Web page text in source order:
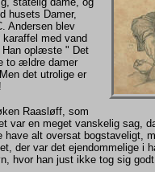
husets Damer,
Andersen blev
med vand
Han oplæste " Det
to ældre damer
det utrolige er
Raasløff, som
var en meget vanskelig sag,
alt oversat bogstaveligt,
der var det ejendommelige i
hvor han just ikke tog sig